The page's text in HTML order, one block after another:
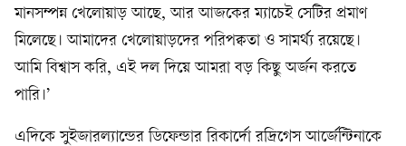
মানসম্পন্ন খেলোয়াড় আছে, আর আজকের ম্যাচেই সেটির প্রমাণ
মিলেছে। আমাদের খেলোয়াড়দের পরিপক্বতা ও সামর্থ্য রয়েছে।
আমি বিশ্বাস করি, এই দল দিয়ে আমরা বড় কিছু অর্জন করতে
পারি।’
এদিকে সুইজারল্যান্ডের ডিফেন্ডার রিকার্দো রদ্রিগেস আর্জেন্টিনাকে